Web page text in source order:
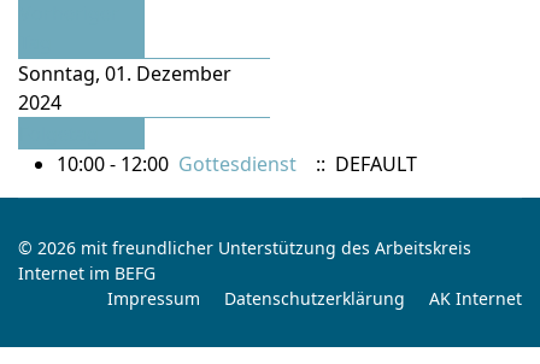
Sonntag, 01. Dezember
2024
10:00 - 12:00 Gottesdienst :: DEFAULT
© 2026 mit freundlicher Unterstützung des Arbeitskreis
Internet im BEFG
Impressum
Datenschutzerklärung AK Internet